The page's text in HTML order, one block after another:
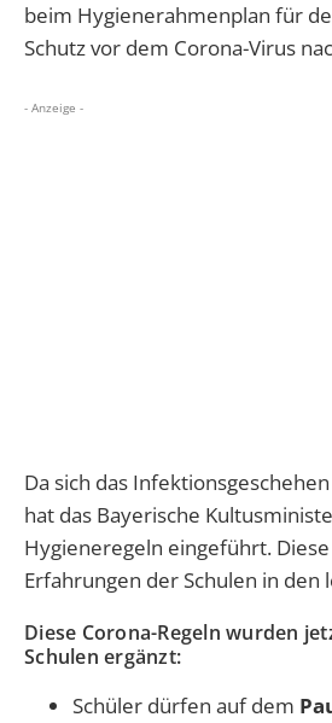
beim Hygienerahmenplan für
Schutz vor dem Corona-Virus
- Anzeige -
Da sich das
hat das Bayerische
Hygieneregeln eingeführt.
Erfahrungen der Schulen in den
Diese Corona-Regeln wurden
Schulen ergänzt:
Schüler dürfen auf dem